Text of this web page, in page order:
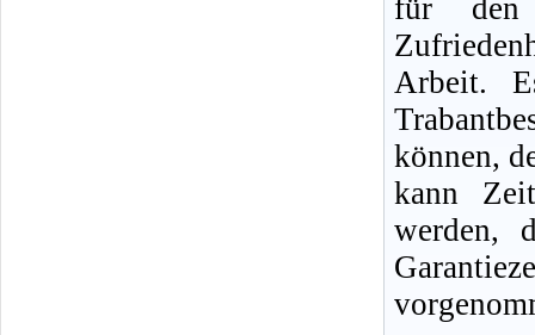
für den
Arbeit.
können,
kann
werden,